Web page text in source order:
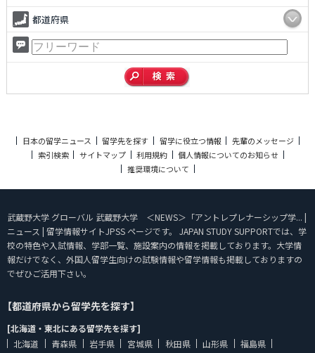
都道府県
日本の留学ニュース 留学先を探す 留学に役立つ情報
先輩のメッセージ
索引検索
サイトマップ 利用規約
個人情報についてのお知らせ
推奨環境について
武蔵野大学 グローバル 武蔵野大学 ＜NEWS＞「アントレプレナーシップ学... |
ニュース | 留学情報サイトJPSS ページです。 JAPAN STUDY SUPPORTでは、学
校の特色や入試情報、学部一覧、施設案内の情報を掲載しております。大学情
報だけでなく、外国人留学生向けの試験情報や留学情報も掲載しておりますの
でぜひご活用下さい。
【都道府県から留学先を探す】
[北海道・東北にある留学先を探す]
北海道
青森県 岩手県 宮城県 秋田県 山形県
福島県